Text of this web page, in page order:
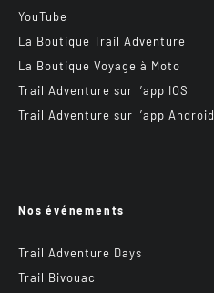
YouTube
La Boutique Trail Adventure
La Boutique Voyage à Moto
Trail Adventure sur l’app IOS
Trail Adventure sur l’app Android
Nos événements
Trail Adventure Days
Trail Bivouac